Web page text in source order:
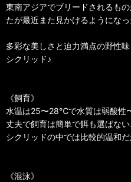
東南アジアでブリードされるも
たが最近また見かけるようになっ
多彩な美しさと迫力満点の野性
シクリッド♪
《飼育》
水温は25〜28℃で水質は弱酸性
丈夫で飼育は簡単で餌も選ばない
シクリッドの中では比較的温和
《混泳》